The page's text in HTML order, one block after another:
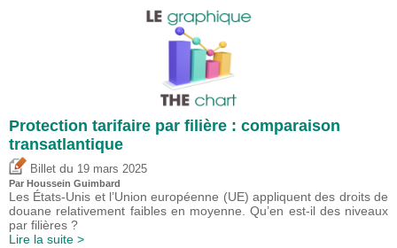
Protection tarifaire par filière : comparaison
transatlantique
Billet du 19 mars 2025
Par Houssein Guimbard
Les États-Unis et l’Union européenne (UE) appliquent des droits de
douane relativement faibles en moyenne. Qu’en est-il des niveaux
par filières ?
Lire la suite >